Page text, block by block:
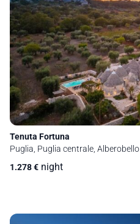
Tenuta Fortuna
Puglia, Puglia centrale, Alberobello
1.278€ night